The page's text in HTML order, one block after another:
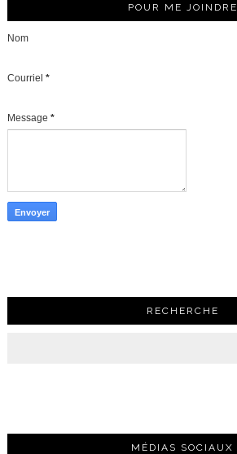
POUR ME JOINDRE
Nom
Courriel *
Message *
RECHERCHE
MÉDIAS SOCIAUX